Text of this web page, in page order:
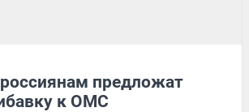
предложат
к ОМС